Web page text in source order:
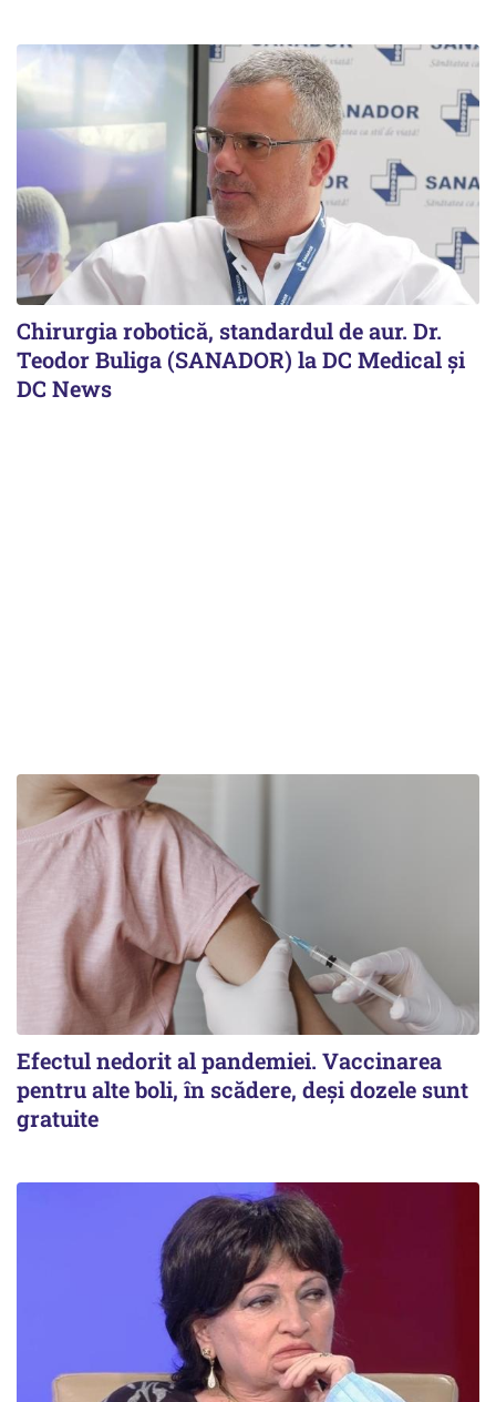
Chirurgia robotică, standardul de aur. Dr.
Teodor Buliga (SANADOR) la DC Medical și
DC News
Efectul nedorit al pandemiei. Vaccinarea
pentru alte boli, în scădere, deşi dozele sunt
gratuite